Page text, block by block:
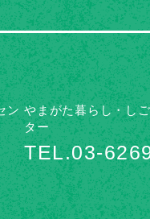
ン やまがた暮らし・し
ター
TEL.03-